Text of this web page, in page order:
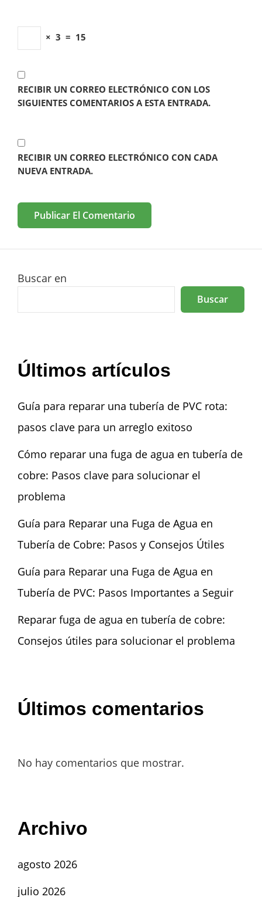
× 3 = 15
RECIBIR UN CORREO ELECTRÓNICO CON LOS
SIGUIENTES COMENTARIOS A ESTA ENTRADA.
RECIBIR UN CORREO ELECTRÓNICO CON CADA
NUEVA ENTRADA.
Buscar en
Buscar
Últimos artículos
Guía para reparar una tubería de PVC rota:
pasos clave para un arreglo exitoso
Cómo reparar una fuga de agua en tubería de
cobre: Pasos clave para solucionar el
problema
Guía para Reparar una Fuga de Agua en
Tubería de Cobre: Pasos y Consejos Útiles
Guía para Reparar una Fuga de Agua en
Tubería de PVC: Pasos Importantes a Seguir
Reparar fuga de agua en tubería de cobre:
Consejos útiles para solucionar el problema
Últimos comentarios
No hay comentarios que mostrar.
Archivo
agosto 2026
julio 2026